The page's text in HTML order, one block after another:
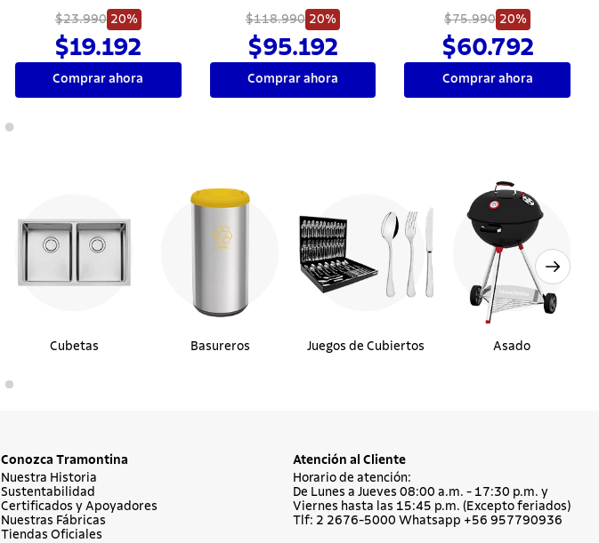
y Mango en Policarbonato y
Fibra de Vidrio 10" Negro
$23.990 20%
$19.192
Comprar ahora
Acero Inoxidable 9"
$118.990 20%
$95.192
Comprar ahora
de Policarbonato con Fibra
de Vidrio 8"
$75.990 20%
$60.792
Comprar ahora
Cubetas Basureros Juegos de Cubiertos Asado
Conozca Tramontina
Nuestra Historia
Sustentabilidad
Certificados y Apoyadores
Nuestras Fábricas
Tiendas Oficiales
Atención al Cliente
Horario de atención:
De Lunes a Jueves 08:00 a.m. - 17:30 p.m. y
Viernes hasta las 15:45 p.m. (Excepto feriados)
Tlf: 2 2676-5000 Whatsapp +56 957790936